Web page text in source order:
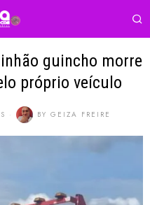
guincho morre
próprio veículo
BY GEIZA FREIRE